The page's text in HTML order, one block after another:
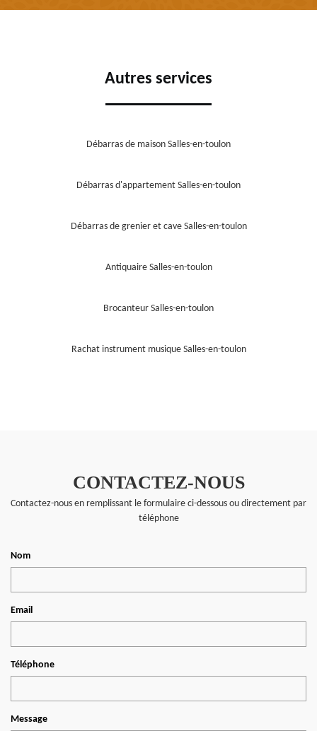
Autres services
Débarras de maison Salles-en-toulon
Débarras d'appartement Salles-en-toulon
Débarras de grenier et cave Salles-en-toulon
Antiquaire Salles-en-toulon
Brocanteur Salles-en-toulon
Rachat instrument musique Salles-en-toulon
CONTACTEZ-NOUS
Contactez-nous en remplissant le formulaire ci-dessous ou directement par
téléphone
Nom
Email
Téléphone
Message